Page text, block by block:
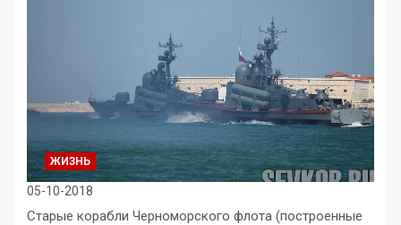
ЖИЗНЬ
05-10-2018
Старые корабли Черноморского флота (построенные